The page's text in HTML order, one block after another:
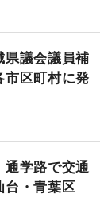
県議会議員補
市区町村に発
学路で交通
台・青葉区